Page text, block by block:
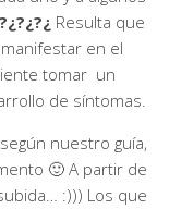
Resulta que
en el
tomar un
de síntomas.
nuestro guía,
🙂 A partir de
:))) Los que